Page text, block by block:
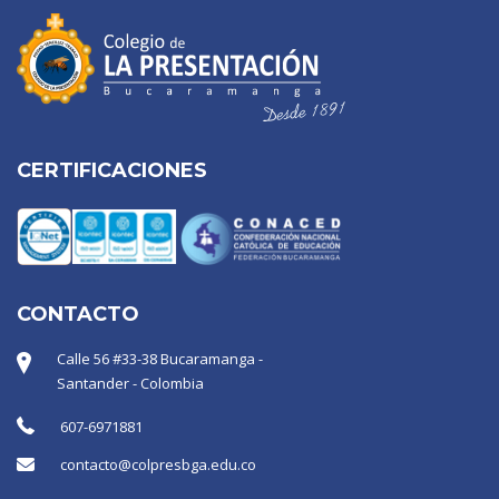
CERTIFICACIONES
CONTACTO
Calle 56 #33-38 Bucaramanga -
Santander - Colombia
607-6971881
contacto@colpresbga.edu.co